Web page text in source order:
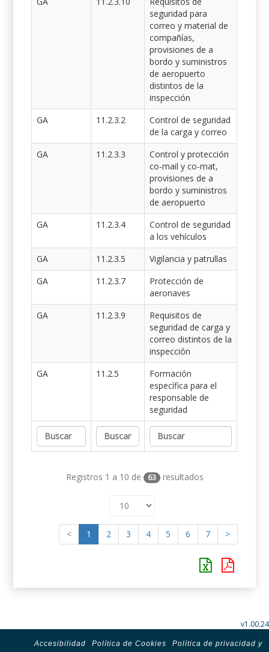
seguridad para
correo y material de
compañías,
provisiones de a
bordo y suministros
de aeropuerto
distintos de la
inspección
GA
11.2.3.2
Control de seguridad
de la carga y correo
GA
11.2.3.3
Control y protección
co-mail y co-mat,
provisiones de a
bordo y suministros
de aeropuerto
GA
11.2.3.4
Control de seguridad
a los vehículos
GA
11.2.3.5
Vigilancia y patrullas
GA
11.2.3.7
Protección de
aeronaves
GA
11.2.3.9
Requisitos de
seguridad de carga y
correo distintos de la
inspección
GA
11.2.5
Formación
específica para el
responsable de
seguridad
Registros 1 a 10 de 63 resultados
< 1 2 3 4 5 6 7 >
v1.00.24
Accesibilidad Política de Cookies
Política de privacidad y